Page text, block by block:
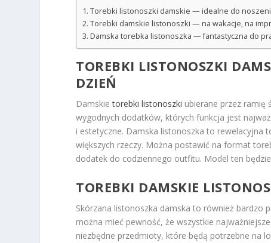
Torebki listonoszki damskie — idealne do
Torebki damskie listonoszki — na wakacje, na
Damska torebka listonoszka — fantastyczna do
TOREBKI LISTONOSZKI
DZIEŃ
Damskietorebki listonoszki ubierane przez ramię
wygodnych dodatków, których funkcja jest
i estetyczne. Damska listonoszka to rewelacyjna
większych rzeczy. Można postawić na format
dodatek do codziennego outfitu. Model ten
TOREBKI DAMSKIE
Skórzana listonoszka damska to również bardzo
można mieć pewność, że wszystkie
niezbędne przedmioty, które będą potrzebne na